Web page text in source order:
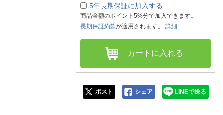
5年長期保証に加入する
商品金額のポイント5%分で加入できます。
長期保証約款が適用されます。 詳細
カートに入れる
ポスト シェア LINEで送る